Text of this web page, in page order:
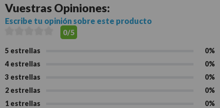
Vuestras Opiniones:
Escribe tu opinión sobre este producto
0/5
5 estrellas
0%
4 estrellas
0%
3 estrellas
0%
2 estrellas
0%
1 estrellas
0%